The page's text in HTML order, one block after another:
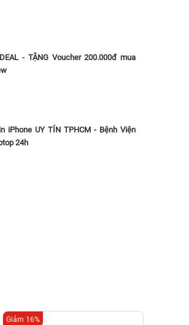
- TẶNG Voucher 200.000đ mua
iPhone UY TÍN TPHCM - Bệnh Viện
24h
Giảm 16%